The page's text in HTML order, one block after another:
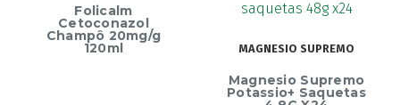
Folicalm
Cetoconazol
Champô 20mg/g
120ml MAGNESIO SUPREMO
Magnesio Supremo
Potassio+ Saquetas